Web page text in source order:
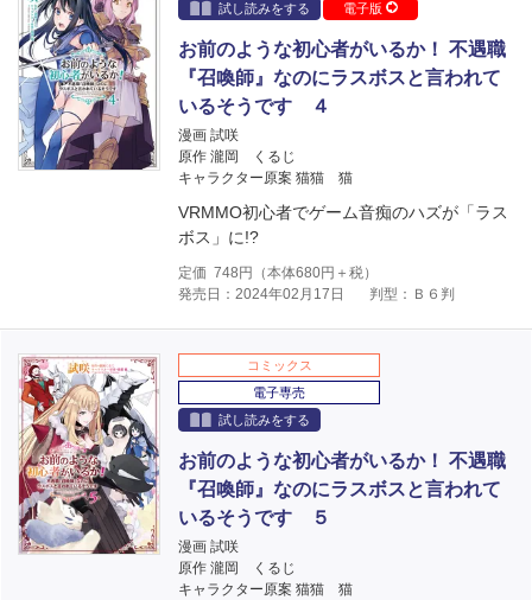
試し読みをする
電子版
お前のような初心者がいるか！ 不遇職
『召喚師』なのにラスボスと言われて
いるそうです ４
漫画 試咲
原作 瀧岡 くるじ
キャラクター原案 猫猫 猫
VRMMO初心者でゲーム音痴のハズが「ラス
ボス」に!?
定価 748 円（本体680円＋税）
発売日：2024年02月17日
判型：Ｂ６判
コミックス
電子専売
試し読みをする
お前のような初心者がいるか！ 不遇職
『召喚師』なのにラスボスと言われて
いるそうです ５
漫画 試咲
原作 瀧岡 くるじ
キャラクター原案 猫猫 猫